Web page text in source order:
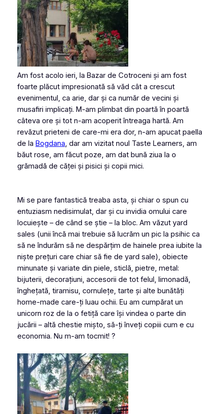
Am fost acolo ieri, la Bazar de Cotroceni și am fost
foarte plăcut impresionată să văd cât a crescut
evenimentul, ca arie, dar și ca număr de vecini și
musafiri implicați. M-am plimbat din poartă în poartă
câteva ore și tot n-am acoperit întreaga hartă. Am
revăzut prieteni de care-mi era dor, n-am apucat paella
de la Bogdana, dar am vizitat noul Taste Learners, am
băut rose, am făcut poze, am dat bună ziua la o
grămadă de căței și pisici și copii mici.
Mi se pare fantastică treaba asta, și chiar o spun cu
entuziasm nedisimulat, dar și cu invidia omului care
locuiește – de când se știe – la bloc. Am văzut yard
sales (unii încă mai trebuie să lucrăm un pic la psihic ca
să ne îndurăm să ne despărțim de hainele prea iubite la
niște prețuri care chiar să fie de yard sale), obiecte
minunate și variate din piele, sticlă, pietre, metal:
bijuterii, decorațiuni, accesorii de tot felul, limonadă,
înghețată, tiramisu, cornulețe, tarte și alte bunătăți
home-made care-ți luau ochii. Eu am cumpărat un
unicorn roz de la o fetiță care își vindea o parte din
jucării – altă chestie mișto, să-ți înveți copiii cum e cu
economia. Nu m-am tocmit! ?